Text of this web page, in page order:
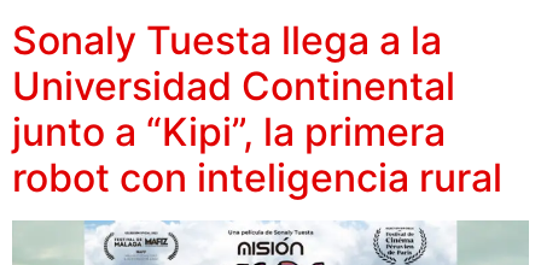
Sonaly Tuesta llega a la
Universidad Continental
junto a “Kipi”, la primera
robot con inteligencia rural